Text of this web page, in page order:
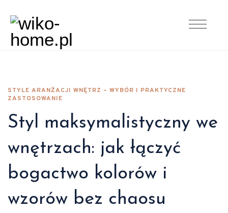
STYLE ARANŻACJI WNĘTRZ – WYBÓR I PRAKTYCZNE
ZASTOSOWANIE
Styl maksymalistyczny we
wnętrzach: jak łączyć
bogactwo kolorów i
wzorów bez chaosu